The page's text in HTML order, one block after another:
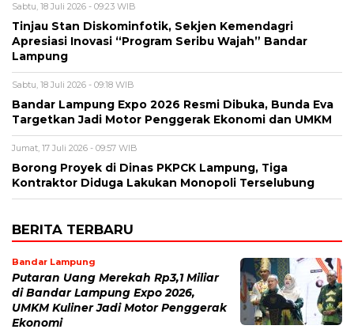
Sabtu, 18 Juli 2026 - 09:23 WIB
Tinjau Stan Diskominfotik, Sekjen Kemendagri
Apresiasi Inovasi “Program Seribu Wajah” Bandar
Lampung
Sabtu, 18 Juli 2026 - 09:18 WIB
Bandar Lampung Expo 2026 Resmi Dibuka, Bunda Eva
Targetkan Jadi Motor Penggerak Ekonomi dan UMKM
Jumat, 17 Juli 2026 - 09:57 WIB
Borong Proyek di Dinas PKPCK Lampung, Tiga
Kontraktor Diduga Lakukan Monopoli Terselubung
BERITA TERBARU
Bandar Lampung
Putaran Uang Merekah Rp3,1 Miliar
di Bandar Lampung Expo 2026,
UMKM Kuliner Jadi Motor Penggerak
Ekonomi